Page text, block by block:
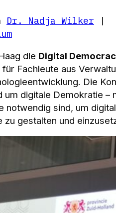
Dr. Nadja Wilker |
die Digital
Fachleute aus
Die
um digitale Demokratie –
notwendig sind, um
zu gestalten und